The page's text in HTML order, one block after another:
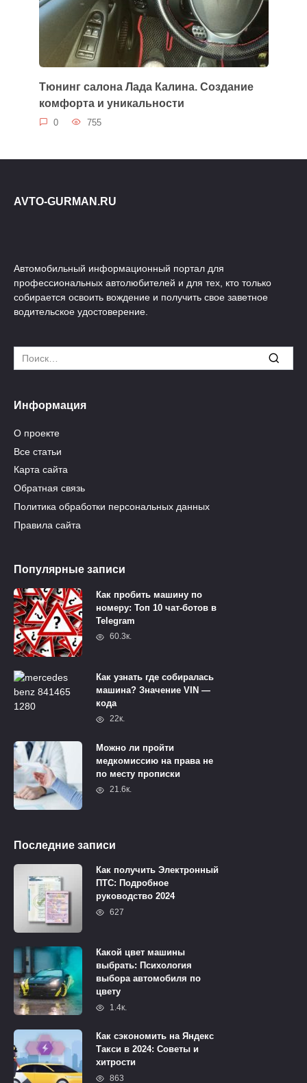
Тюнинг салона Лада Калина. Создание
комфорта и уникальности
0 755
AVTO-GURMAN.RU
Автомобильный информационный портал для
профессиональных автолюбителей и для тех, кто только
собирается освоить вождение и получить свое заветное
водительское удостоверение.
Search
for:
Информация
О проекте
Все статьи
Карта сайта
Обратная связь
Политика обработки персональных данных
Правила сайта
Популярные записи
Как пробить машину по
номеру: Топ 10 чат-ботов в
Telegram
60.3к.
Как узнать где собиралась
машина? Значение VIN —
кода
22к.
Можно ли пройти
медкомиссию на права не
по месту прописки
21.6к.
Последние записи
Как получить Электронный
ПТС: Подробное
руководство 2024
627
Какой цвет машины
выбрать: Психология
выбора автомобиля по
цвету
1.4к.
Как сэкономить на Яндекс
Такси в 2024: Советы и
хитрости
863